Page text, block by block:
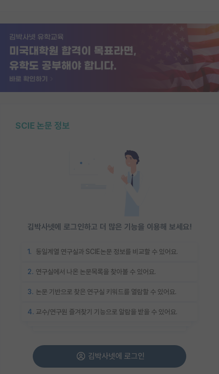
SCIE 논문 정보
김박사넷에 로그인하고 더 많은 기능을 이용해 보세요!
1. 동일계열 연구실과 SCIE논문 정보를 비교할 수 있어요.
2. 연구실에서 나온 논문목록을 찾아볼 수 있어요.
3. 논문 기반으로 찾은 연구실 키워드를 열람할 수 있어요.
4. 교수/연구원 즐겨찾기 기능으로 알람을 받을 수 있어요.
김박사넷에 로그인